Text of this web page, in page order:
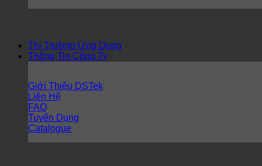
Thị Trường Ứng Dụng
Thông Tin Công Ty
Giới Thiệu DSTek
Liên Hệ
FAQ
Tuyển Dụng
Catalogue